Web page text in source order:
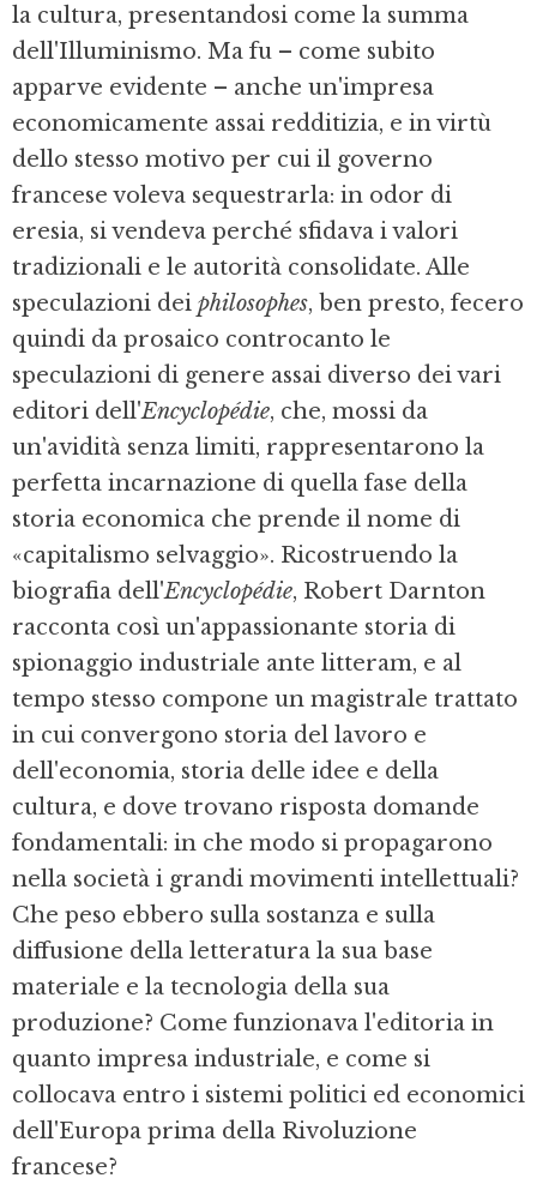
la cultura, presentandosi come la summa
dell'Illuminismo. Ma fu – come subito
apparve evidente – anche un'impresa
economicamente assai redditizia, e in virtù
dello stesso motivo per cui il governo
francese voleva sequestrarla: in odor di
eresia, si vendeva perché sfidava i valori
tradizionali e le autorità consolidate. Alle
speculazioni dei philosophes, ben presto, fecero
quindi da prosaico controcanto le
speculazioni di genere assai diverso dei vari
editori dell'Encyclopédie, che, mossi da
un'avidità senza limiti, rappresentarono la
perfetta incarnazione di quella fase della
storia economica che prende il nome di
«capitalismo selvaggio». Ricostruendo la
biografia dell'Encyclopédie, Robert Darnton
racconta così un'appassionante storia di
spionaggio industriale ante litteram, e al
tempo stesso compone un magistrale trattato
in cui convergono storia del lavoro e
dell'econo­mia, storia delle idee e della
cultura, e dove trovano risposta domande
fondamentali: in che modo si propagarono
nella società i grandi movimenti intellettuali?
Che peso ebbero sulla sostanza e sulla
diffusione della letteratura la sua base
materiale e la tecnologia della sua
produzione? Come funzionava l'editoria in
quanto impresa industriale, e come si
collocava entro i sistemi politici ed economici
dell'Europa prima della Rivoluzione
francese?